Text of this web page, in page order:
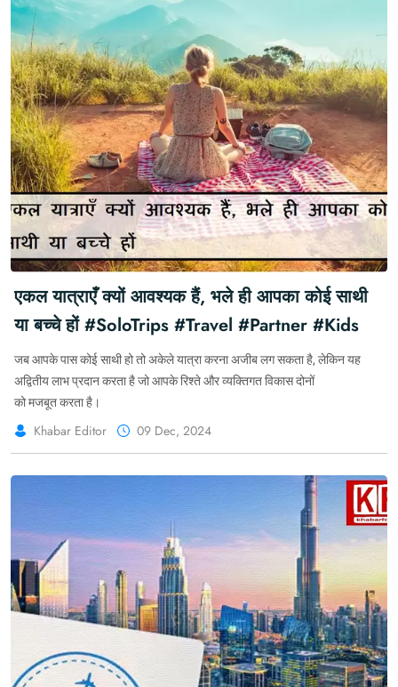
एकल यात्राएँ क्यों आवश्यक हैं, भले ही आपका कोई साथी
या बच्चे हों #SoloTrips #Travel #Partner #Kids
जब आपके पास कोई साथी हो तो अकेले यात्रा करना अजीब लग सकता है, लेकिन यह
अद्वितीय लाभ प्रदान करता है जो आपके रिश्ते और व्यक्तिगत विकास दोनों
को मजबूत करता है।
Khabar Editor 09 Dec, 2024